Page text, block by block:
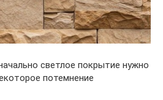
светлое покрытие нужно
потемнение